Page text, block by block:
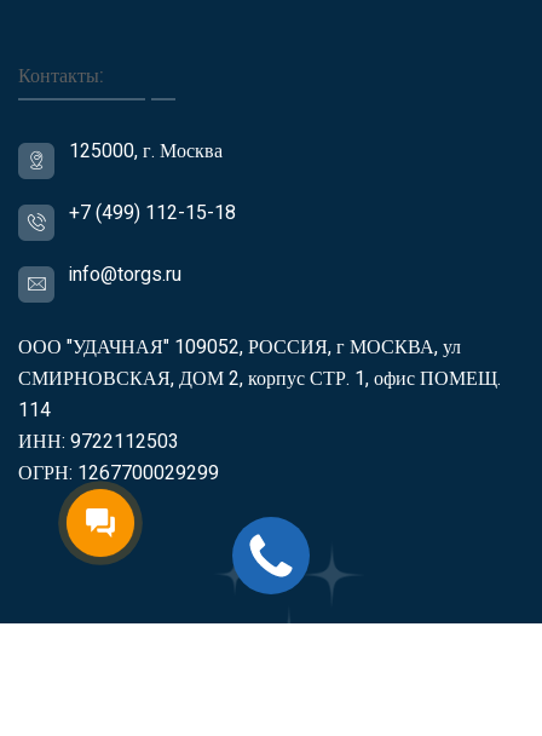
Контакты:
125000, г. Москва
+7 (499) 112-15-18
info@torgs.ru
ООО "УДАЧНАЯ" 109052, РОССИЯ, г МОСКВА, ул
СМИРНОВСКАЯ, ДОМ 2, корпус СТР. 1, офис ПОМЕЩ.
114
ИНН: 9722112503
ОГРН: 1267700029299